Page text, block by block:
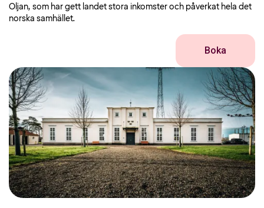
Oljan, som har gett landet stora inkomster och påverkat hela det
norska samhället.
Boka